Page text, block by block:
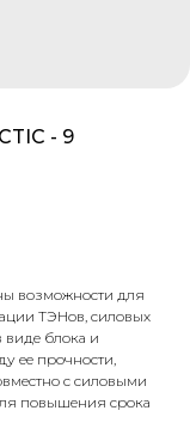
- 9
возможности для
ТЭНов, силовых
виде блока и
ее прочности,
с силовыми
повышения срока